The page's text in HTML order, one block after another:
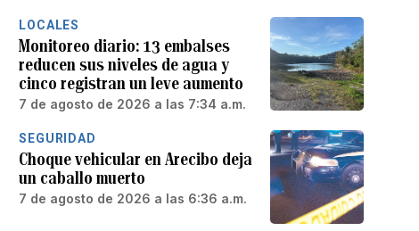
LOCALES
Monitoreo diario: 13 embalses
reducen sus niveles de agua y
cinco registran un leve aumento
7 de agosto de 2026 a las 7:34 a.m.
SEGURIDAD
Choque vehicular en Arecibo deja
un caballo muerto
7 de agosto de 2026 a las 6:36 a.m.